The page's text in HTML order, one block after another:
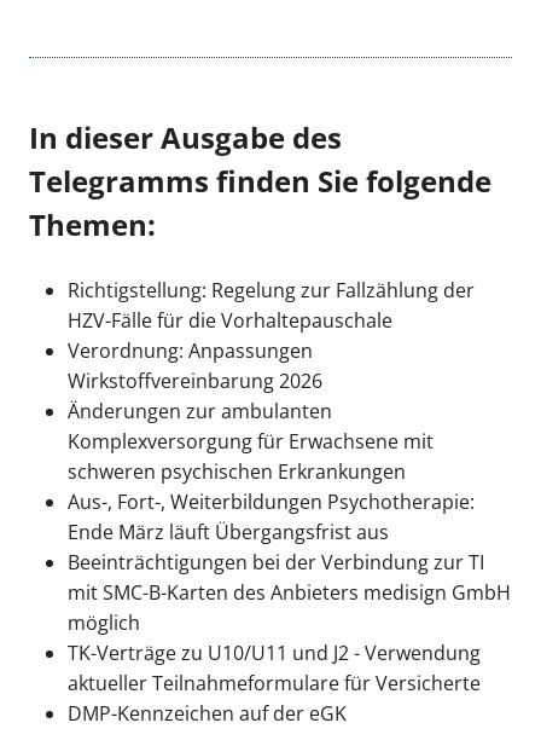
In dieser Ausgabe des
Telegramms finden Sie folgende
Themen:
Richtigstellung: Regelung zur Fallzählung der
HZV-Fälle für die Vorhaltepauschale
Verordnung: Anpassungen
Wirkstoffvereinbarung 2026
Änderungen zur ambulanten
Komplexversorgung für Erwachsene mit
schweren psychischen Erkrankungen
Aus-, Fort-, Weiterbildungen Psychotherapie:
Ende März läuft Übergangsfrist aus
Beeinträchtigungen bei der Verbindung zur TI
mit SMC-B-Karten des Anbieters medisign GmbH
möglich
TK-Verträge zu U10/U11 und J2 - Verwendung
aktueller Teilnahmeformulare für Versicherte
DMP-Kennzeichen auf der eGK